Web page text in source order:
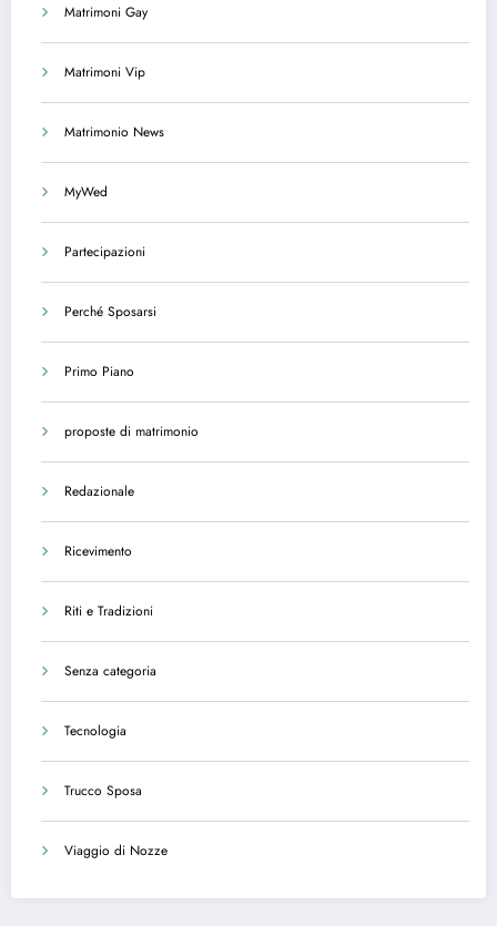
Matrimoni Gay
Matrimoni Vip
Matrimonio News
MyWed
Partecipazioni
Perché Sposarsi
Primo Piano
proposte di matrimonio
Redazionale
Ricevimento
Riti e Tradizioni
Senza categoria
Tecnologia
Trucco Sposa
Viaggio di Nozze